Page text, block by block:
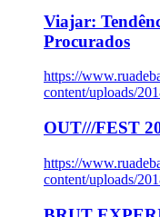
Viajar:
Procurados
https://
content/uploads/
OUT///FEST
https://
content/uploads/